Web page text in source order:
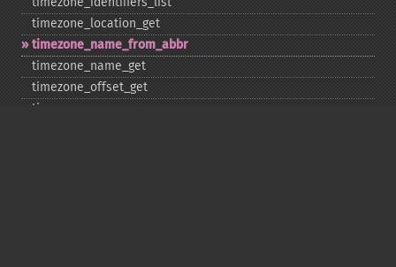
timezone_​location_​get
timezone_​name_​from_​abbr
timezone_​name_​get
timezone_​offset_​get
timezone_​open